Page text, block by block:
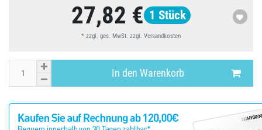
27,82 € 1 Stück
* zzgl. ges. MwSt. zzgl. Versandkosten
In den Warenkorb